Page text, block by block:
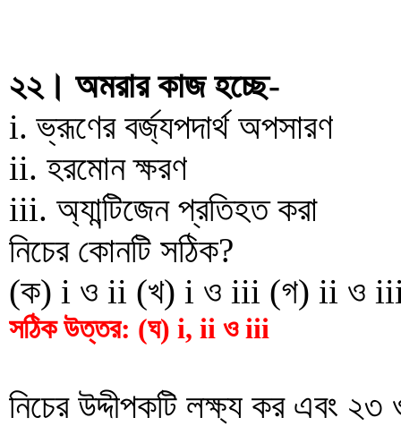
২২। অমরার কাজ হচ্ছে-
i. ভ্রূণের বর্জ্যপদার্থ অপসারণ
ii. হরমোন ক্ষরণ
iii. অ্যান্টিজেন প্রতিহত করা
নিচের কোনটি সঠিক?
(ক) i ও ii (খ) i ও iii (গ) ii ও
সঠিক উত্তর: (ঘ) i, ii ও iii
নিচের উদ্দীপকটি লক্ষ্য কর এবং